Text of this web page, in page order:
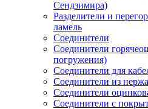
Сендзимира)
Разделители и
ламель
Соединители
Соединители
погружения)
Соединители для
Соединители из
Соединители
Соединители с